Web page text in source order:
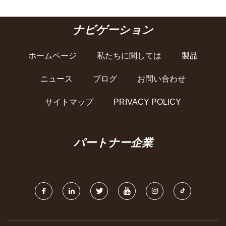
ナビゲーション
ホームページ 私たちに関しては 製品
ニュース ブログ お問い合わせ
サイトマップ PRIVACY POLICY
パートナー企業